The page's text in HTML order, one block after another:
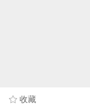
收藏